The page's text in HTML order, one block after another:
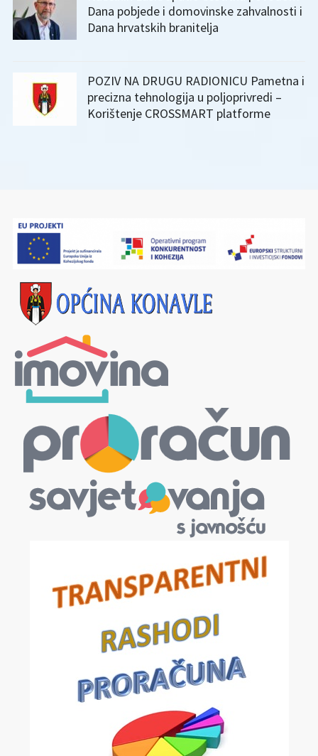
Dana pobjede i domovinske zahvalnosti i
Dana hrvatskih branitelja
POZIV NA DRUGU RADIONICU Pametna i
precizna tehnologija u poljoprivredi –
Korištenje CROSSMART platforme